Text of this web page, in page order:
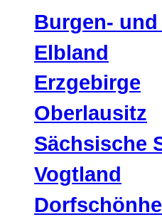
Burgen-
Elbland
Erzgebirge
Oberlausitz
Sächsische
Vogtland